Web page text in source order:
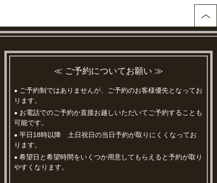
≪ ご予約についてお願い ≫
● ご予約制ではありませんが、ご予約のお客様優先となってお
ります。
● お電話でのご予約か直接お越しいただいてご予約することも
可能です。
● 平日18時以降 土日祝日の当日予約が取りにくくなってお
ります。
● 希望日と希望時間をいくつか用意してもらえると予約が取り
やすくなります。